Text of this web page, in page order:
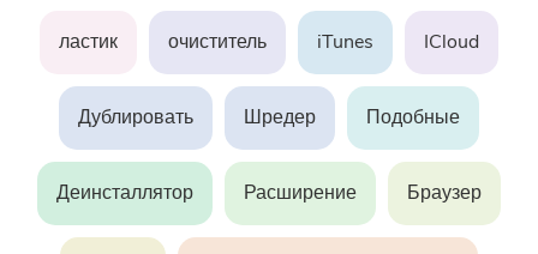
PowerMyMac
PowerUninstall
Video Converter
ластик
очиститель iTunes ICloud
Дублировать Шредер Подобные
Деинсталлятор Расширение Браузер